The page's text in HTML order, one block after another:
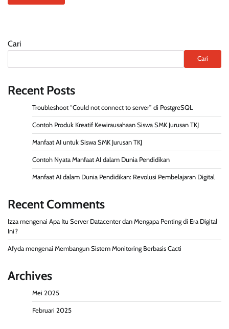
Cari
Cari
Recent Posts
Troubleshoot “Could not connect to server” di PostgreSQL
Contoh Produk Kreatif Kewirausahaan Siswa SMK Jurusan TKJ
Manfaat AI untuk Siswa SMK Jurusan TKJ
Contoh Nyata Manfaat AI dalam Dunia Pendidikan
Manfaat AI dalam Dunia Pendidikan: Revolusi Pembelajaran Digital
Recent Comments
Izza mengenai Apa Itu Server Datacenter dan Mengapa Penting di Era Digital
Ini?
Afyda mengenai Membangun Sistem Monitoring Berbasis Cacti
Archives
Mei 2025
Februari 2025